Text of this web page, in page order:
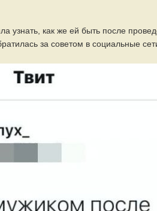
узнать, как же ей быть после
за советом в социальные